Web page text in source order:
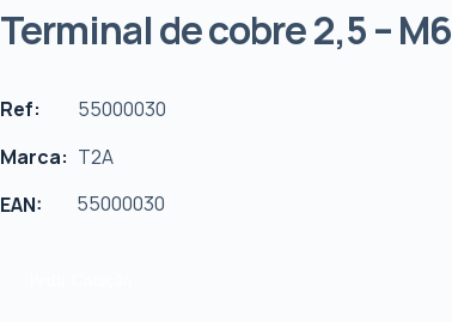
Terminal de cobre 2,5 – M6
Ref:
55000030
Marca: T2A
EAN:
55000030